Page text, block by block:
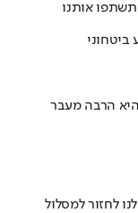
אותנו
ביטחוני
הרבה מעבר
לחזור למסלול